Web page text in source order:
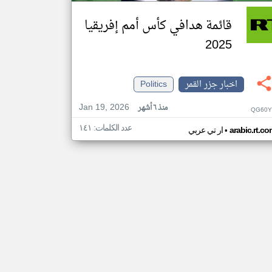
قائمة هدافي كأس أمم إفريقيا
2025
اخبار جزر القمر
Politics
Jan 19, 2026
منذ ٦ أشهر
ار تي عربي• عدد الكلمات: ١٤١